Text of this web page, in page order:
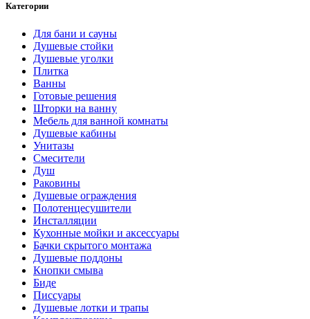
Категории
Для бани и сауны
Душевые стойки
Душевые уголки
Плитка
Ванны
Готовые решения
Шторки на ванну
Мебель для ванной комнаты
Душевые кабины
Унитазы
Смесители
Душ
Раковины
Душевые ограждения
Полотенцесушители
Инсталляции
Кухонные мойки и аксессуары
Бачки скрытого монтажа
Душевые поддоны
Кнопки смыва
Биде
Писсуары
Душевые лотки и трапы